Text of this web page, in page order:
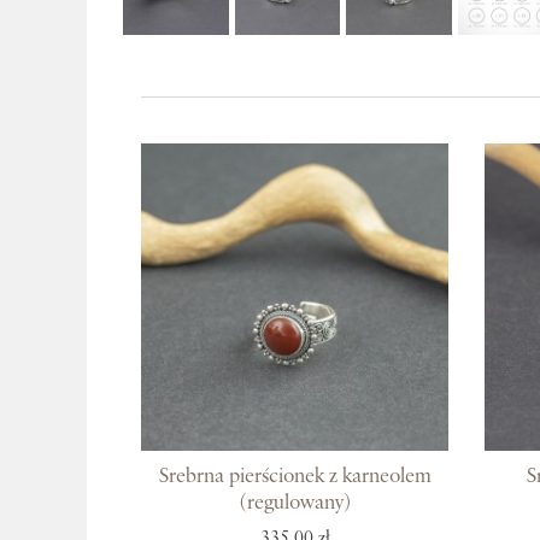
Srebrna pierścionek z karneolem
(regulowany)